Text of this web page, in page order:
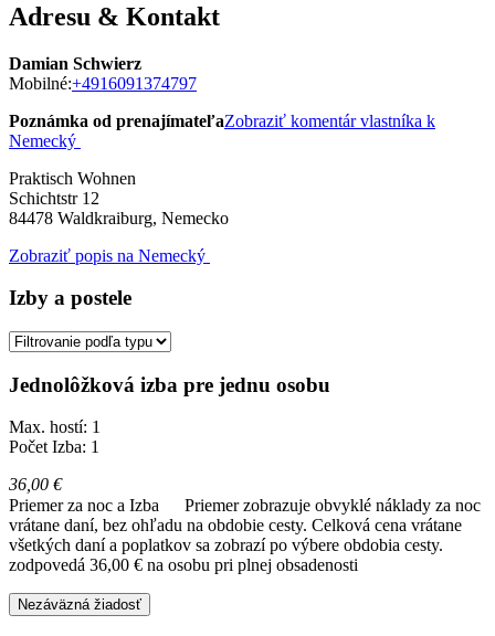
Adresu & Kontakt
Damian Schwierz
Mobilné:+4916091374797
Poznámka od prenajímateľaZobraziť komentár vlastníka k
Nemecký
Praktisch Wohnen
Schichtstr 12
84478 Waldkraiburg, Nemecko
Zobraziť popis na Nemecký
Izby a postele
Jednolôžková izba pre jednu osobu
Max. hostí: 1
Počet Izba: 1
36,00 €
Priemer za noc a Izba
Priemer zobrazuje obvyklé náklady za noc
vrátane daní, bez ohľadu na obdobie cesty. Celková cena vrátane
všetkých daní a poplatkov sa zobrazí po výbere obdobia cesty.
zodpovedá 36,00 € na osobu pri plnej obsadenosti
Nezáväzná žiadosť